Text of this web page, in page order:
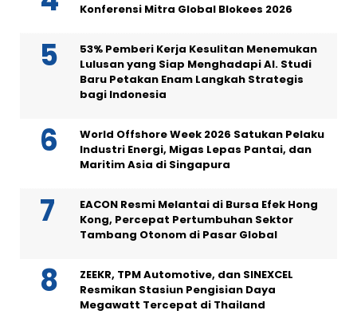
Konferensi Mitra Global Blokees 2026
53% Pemberi Kerja Kesulitan Menemukan
Lulusan yang Siap Menghadapi AI. Studi
Baru Petakan Enam Langkah Strategis
bagi Indonesia
World Offshore Week 2026 Satukan Pelaku
Industri Energi, Migas Lepas Pantai, dan
Maritim Asia di Singapura
EACON Resmi Melantai di Bursa Efek Hong
Kong, Percepat Pertumbuhan Sektor
Tambang Otonom di Pasar Global
ZEEKR, TPM Automotive, dan SINEXCEL
Resmikan Stasiun Pengisian Daya
Megawatt Tercepat di Thailand